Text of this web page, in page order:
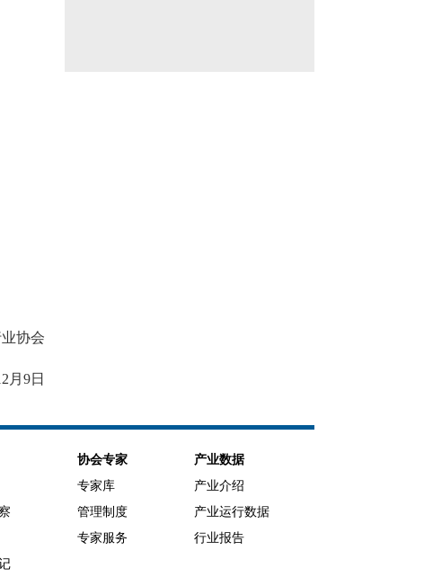
协会
月9日
协会专家
专家库
管理制度
专家服务
产业数据
产业介绍
产业运行数据
行业报告